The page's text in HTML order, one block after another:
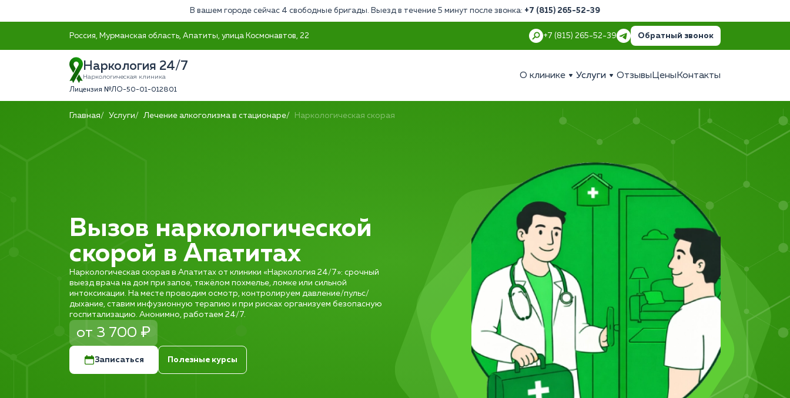
В вашем городе сейчас 4 свободные бригады. Выезд в течение 5 минут после звонка: +7 (815) 265-52-39
Россия, Мурманская область, Апатиты, улица Космонавтов, 22 +7 (815) 265-52-39 Обратный звонок
Наркология 24/7
Наркологическая клиника
Лицензия №ЛО-50-01-012801
О клинике Услуги Отзывы Цены Контакты
Главная Услуги Лечение алкоголизма в стационаре Наркологическая скорая
Вызов наркологической
скорой в Апатитах
Наркологическая скорая в Апатитах от клиники «Наркология 24/7»: срочный
выезд врача на дом при запое, тяжёлом похмелье, ломке или сильной
интоксикации. На месте проводим осмотр, контролируем давление/пульс/
дыхание, ставим инфузионную терапию и при рисках организуем безопасную
госпитализацию. Анонимно, работаем 24/7.
от 3 700 ₽
Записаться Полезные курсы